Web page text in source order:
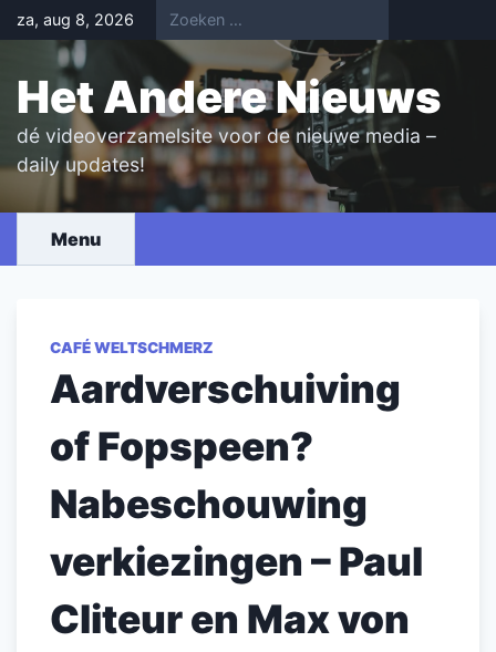
Skip
to
content
za, aug 8, 2026
Het Andere Nieuws
dé videoverzamelsite voor de nieuwe media –
daily updates!
Menu
CAFÉ WELTSCHMERZ
Aardverschuiving
of Fopspeen?
Nabeschouwing
verkiezingen – Paul
Cliteur en Max von